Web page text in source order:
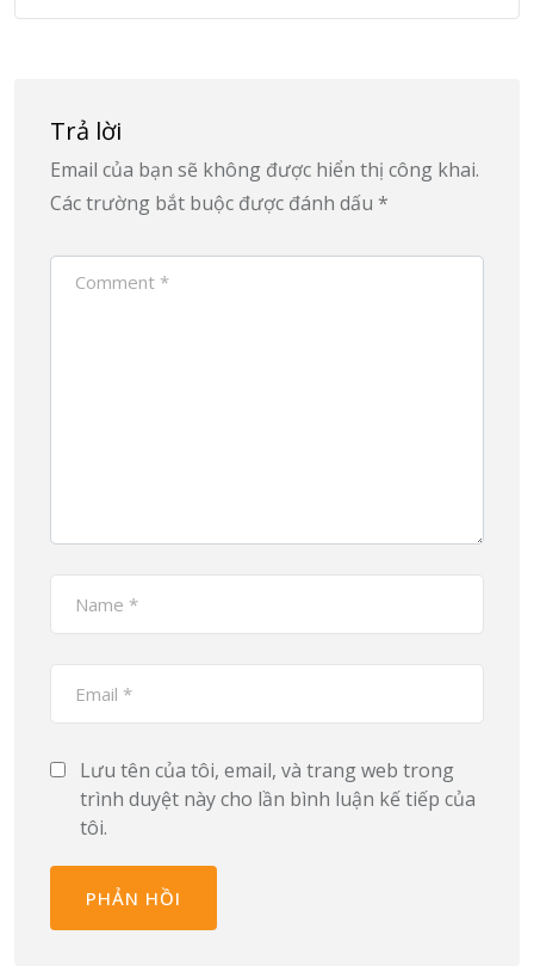
Trả lời
Email của bạn sẽ không được hiển thị công khai.
Các trường bắt buộc được đánh dấu *
Lưu tên của tôi, email, và trang web trong
trình duyệt này cho lần bình luận kế tiếp của
tôi.